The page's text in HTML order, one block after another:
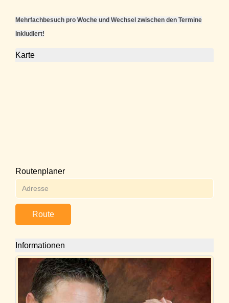
Mehrfachbesuch pro Woche und Wechsel zwischen den Termine
inkludiert!
Karte
Routenplaner
Route
Informationen